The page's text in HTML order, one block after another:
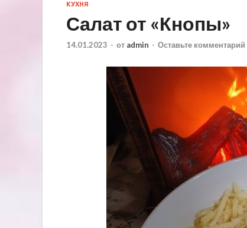
КУХНЯ
Салат от «Кнопы»
14.01.2023 - от admin - Оставьте комментарий